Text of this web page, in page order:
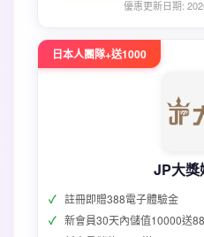
優惠更新日期:
日本人團隊+送1000
JP大獎
註冊即贈388電子體驗金
新會員30天內儲值10000送